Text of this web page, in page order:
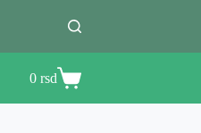
Shopping
cart
0 rsd